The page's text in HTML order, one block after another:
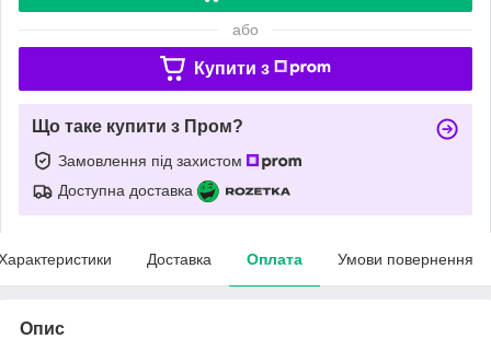
або
Купити з
Що таке купити з Пром?
Замовлення під захистом
Доступна доставка
Доставка Оплата Умови повернення
Опис